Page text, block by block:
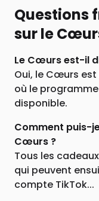
Questions
sur le
Le Cœurs est-il
Oui, le Cœurs
où le
disponible.
Comment puis-
Cœurs ?
Tous les
qui peuvent
compte TikTok...